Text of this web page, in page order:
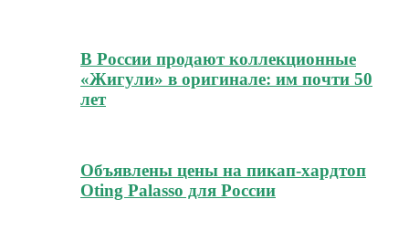
В России продают коллекционные
«Жигули» в оригинале: им почти 50
лет
Объявлены цены на пикап-хардтоп
Oting Palasso для России